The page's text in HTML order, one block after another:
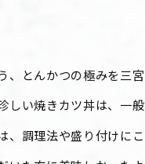
、とんかつの極みを三
しい焼きカツ丼は、一
、調理法や盛り付けに